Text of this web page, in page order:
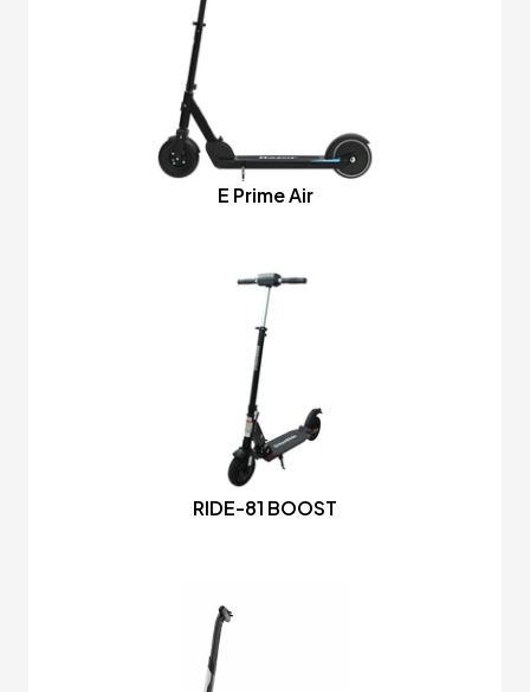
E Prime Air
RIDE-81 BOOST